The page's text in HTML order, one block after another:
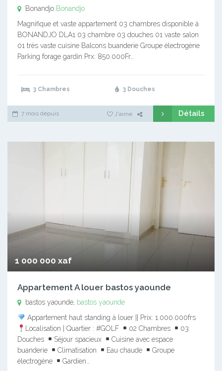
Bonandjo Bonandjo
Magnifique et vaste appartement 03 chambres disponible à
BONANDJO DLA1 03 chambre 03 douches 01 vaste salon
01 très vaste cuisine Balcons buanderie Groupe électrogène
Parking forage gardin Prx: 850.000Fr…
3 Chambres 3 Douches
7 mois depuis J'aime Détails
1 000 000 xaf
Appartement A louer bastos yaounde
bastos yaounde, bastos yaounde
Appartement haut standing à louer || Prix: 1.000.000frs
Localisation | Quartier : #GOLF
02 Chambres
03
Douches
Séjour spacieux
Cuisine avec espace
buanderie
Climatisation Eau chaude
Groupe
électrogène
Gardien…